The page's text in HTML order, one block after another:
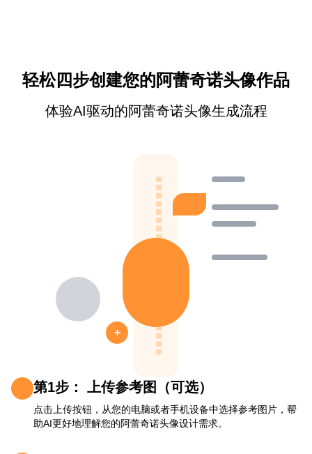
轻松四步创建您的阿蕾奇诺头像作品
体验AI驱动的阿蕾奇诺头像生成流程
+
第1步： 上传参考图（可选）
点击上传按钮，从您的电脑或者手机设备中选择参考图片，帮
助AI更好地理解您的阿蕾奇诺头像设计需求。